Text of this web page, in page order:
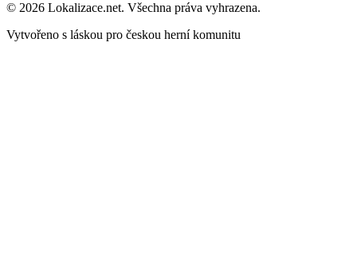
© 2026 Lokalizace.net. Všechna práva vyhrazena.
Vytvořeno s láskou pro českou herní komunitu